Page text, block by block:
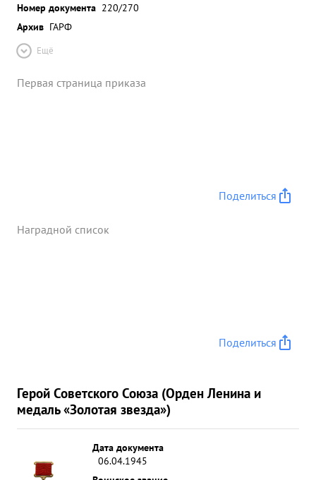
Номер документа 220/270
Архив ГАРФ
Ещё
Первая страница приказа
Поделиться
Наградной список
Поделиться
Герой Советского Союза (Орден Ленина и
медаль «Золотая звезда»)
Дата документа
06.04.1945